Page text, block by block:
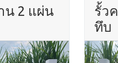
น 2 แผ่น
รั้ว
ทึบ